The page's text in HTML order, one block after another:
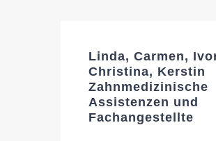
Linda, Carmen,
Christina, Kerstin
Zahnmedizinische
Assistenzen und
Fachangestellte